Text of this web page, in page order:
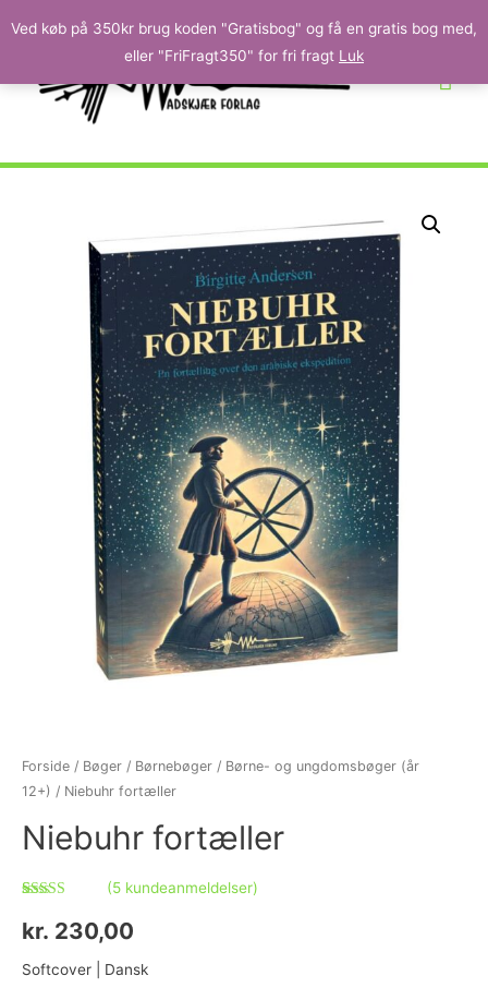
Ved køb på 350kr brug koden "Gratisbog" og få en gratis bog med,
eller "FriFragt350" for fri fragt Luk
Forside / Bøger / Børnebøger / Børne- og ungdomsbøger (år
12+) / Niebuhr fortæller
Niebuhr fortæller
som
4.60
ud af 5
kundebedømmelser
(5kundeanmeldelser)
kr. 230,00
Softcover | Dansk